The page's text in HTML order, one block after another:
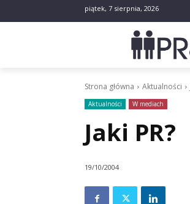
piątek, 7 sierpnia, 2026
Strona główna Aktualności
Aktualności W mediach
Jaki PR?
19/10/2004